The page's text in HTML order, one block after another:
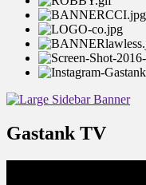
Gastank TV